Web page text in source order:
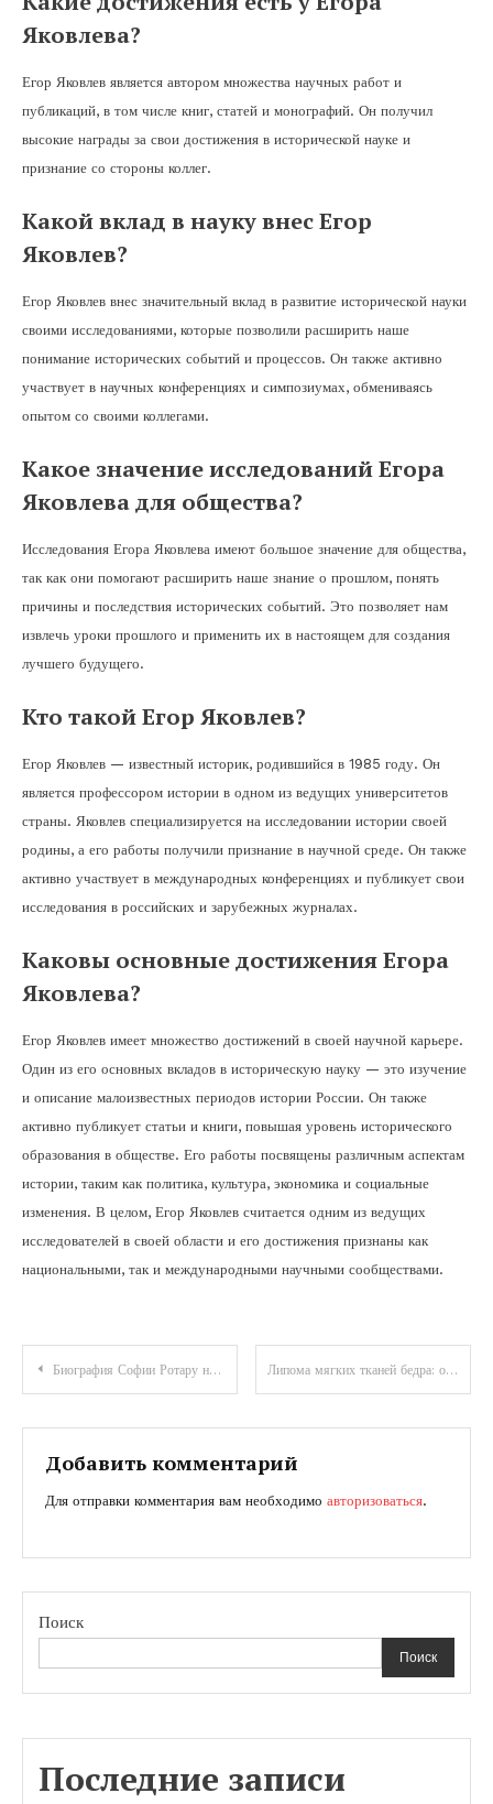
Яковлева?
Егор Яковлев является автором множества научных работ и
публикаций, в том числе книг, статей и монографий. Он получил
высокие награды за свои достижения в исторической науке и
признание со стороны коллег.
Какой вклад в науку внес Егор
Яковлев?
Егор Яковлев внес значительный вклад в развитие исторической науки
своими исследованиями, которые позволили расширить наше
понимание исторических событий и процессов. Он также активно
участвует в научных конференциях и симпозиумах, обмениваясь
опытом со своими коллегами.
Какое значение исследований Егора
Яковлева для общества?
Исследования Егора Яковлева имеют большое значение для общества,
так как они помогают расширить наше знание о прошлом, понять
причины и последствия исторических событий. Это позволяет нам
извлечь уроки прошлого и применить их в настоящем для создания
лучшего будущего.
Кто такой Егор Яковлев?
Егор Яковлев — известный историк, родившийся в 1985 году. Он
является профессором истории в одном из ведущих университетов
страны. Яковлев специализируется на исследовании истории своей
родины, а его работы получили признание в научной среде. Он также
активно участвует в международных конференциях и публикует свои
исследования в российских и зарубежных журналах.
Каковы основные достижения Егора
Яковлева?
Егор Яковлев имеет множество достижений в своей научной карьере.
Один из его основных вкладов в историческую науку — это изучение
и описание малоизвестных периодов истории России. Он также
активно публикует статьи и книги, повышая уровень исторического
образования в обществе. Его работы посвящены различным аспектам
истории, таким как политика, культура, экономика и социальные
изменения. В целом, Егор Яковлев считается одним из ведущих
исследователей в своей области и его достижения признаны как
национальными, так и международными научными сообществами.
Навигация
по
записям
Биография Софии Ротару на Википедии — от детства в сталинской деревне до великой карьеры и яркой личной жизни Липома мягких тканей бедра: особенности и причины появления
Добавить комментарий
Для отправки комментария вам необходимо авторизоваться.
Поиск
Поиск
Последние записи